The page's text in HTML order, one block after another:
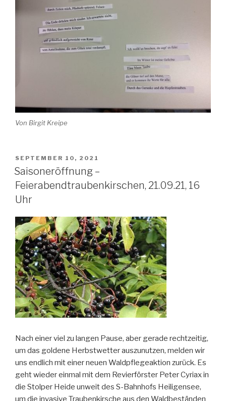
Von Birgit Kreipe
VERÖFFENTLICHT
AM
SEPTEMBER 10, 2021
Saisoneröffnung –
Feierabendtraubenkirschen, 21.09.21, 16
Uhr
Nach einer viel zu langen Pause, aber gerade rechtzeitig,
um das goldene Herbstwetter auszunutzen, melden wir
uns endlich mit einer neuen Waldpflegeaktion zurück. Es
geht wieder einmal mit dem Revierförster Peter Cyriax in
die Stolper Heide unweit des S-Bahnhofs Heiligensee,
um die invasive Traubenkirsche aus den Waldbeständen